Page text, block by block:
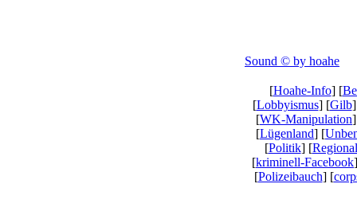
Sound © by hoahe
[Hoahe-Info] [
[Lobbyismus] [Gilb
[WK-Manipulation
[Lügenland] [
[Politik] [Regional
[kriminell-Facebook
[Polizeibauch] [